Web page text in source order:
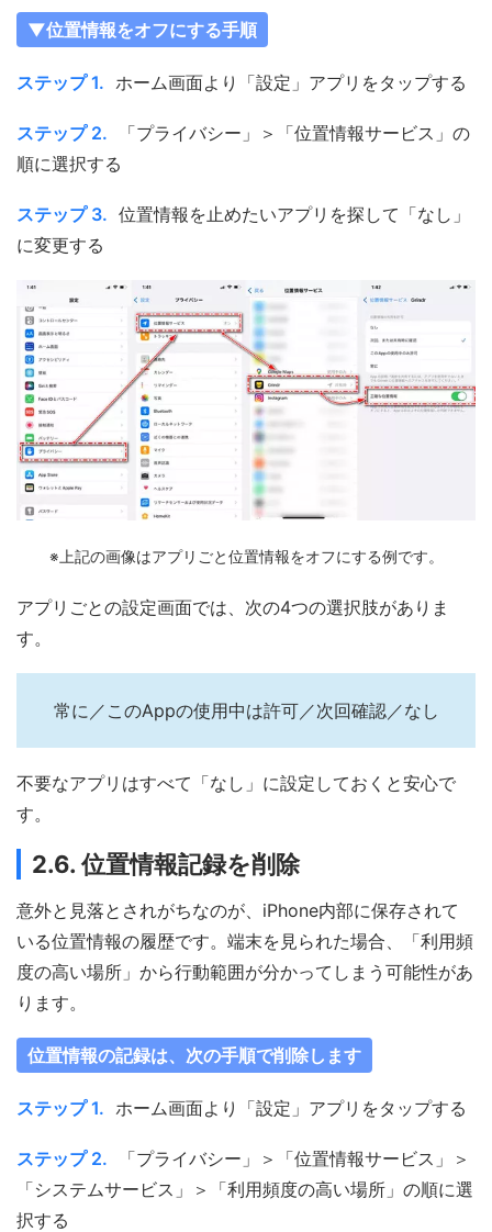
▼位置情報をオフにする手順
ステップ 1. ホーム画面より「設定」アプリをタップする
ステップ 2.
「プライバシー」＞「位置情報サービス」の
順に選択する
ステップ 3. 位置情報を止めたいアプリを探して「なし」
に変更する
※上記の画像はアプリごと位置情報をオフにする例です。
アプリごとの設定画面では、次の4つの選択肢がありま
す。
常に／このAppの使用中は許可／次回確認／なし
不要なアプリはすべて「なし」に設定しておくと安心で
す。
2.6. 位置情報記録を削除
意外と見落とされがちなのが、iPhone内部に保存されて
いる位置情報の履歴です。端末を見られた場合、「利用頻
度の高い場所」から行動範囲が分かってしまう可能性があ
ります。
位置情報の記録は、次の手順で削除します
ステップ 1. ホーム画面より「設定」アプリをタップする
ステップ 2.
「プライバシー」＞「位置情報サービス」＞
「システムサービス」＞「利用頻度の高い場所」の順に選
択する